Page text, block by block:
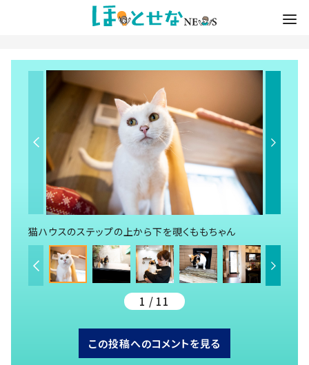
猫ハウスのステップの上から下を覗くももちゃん
1 / 11
この投稿へのコメントを見る